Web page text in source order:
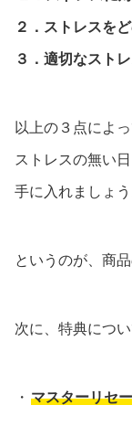
２．ストレスを
３．適切なスト
以上の３点によっ
ストレスの無い
手に入れましょう
というのが、商品
次に、特典につ
・ マスターリセ